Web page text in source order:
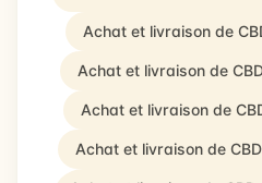
Achat et livraison de
Achat et livraison de
Achat et livraison de
Achat et livraison de